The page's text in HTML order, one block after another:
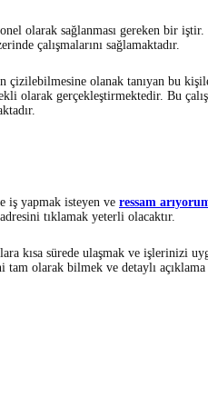
olarak sağlanması gereken bir iştir.
çalışmalarını sağlamaktadır.
olanak tanıyan bu
olarak gerçekleştirmektedir. Bu
iş yapmak isteyen ve ressam
tıklamak yeterli olacaktır.
kısa sürede ulaşmak ve işlerinizi
tam olarak bilmek ve detaylı